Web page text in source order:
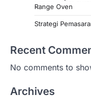
Range Oven
Strategi
Recent
No comments to
Archives